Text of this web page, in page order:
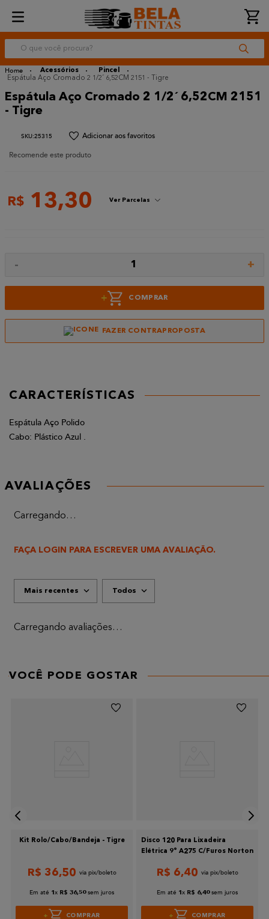
O que você procura?
Acessórios
Pincel
Espátula Aço Cromado 2 1/2´ 6,52CM 2151 - Tigre
Espátula Aço Cromado 2 1/2´ 6,52CM 2151
- Tigre
:25315
Recomende este produto
R$ 13,30 Ver Parcelas
- 1 +
+ COMPRAR
FAZER CONTRAPROPOSTA
CARACTERÍSTICAS
Espátula Aço Polido
Cabo: Plástico Azul .
AVALIAÇÕES
Carregando…
FAÇA LOGIN PARA ESCREVER UMA AVALIAÇÃO.
Mais recentes Todos
Carregando avaliações…
VOCÊ PODE GOSTAR
Kit Rolo/Cabo/Bandeja - Tigre
R$ 36,50
Em até 1 x R$ 36,50 sem juros
COMPRAR
Disco 120 Para Lixadeira
Elétrica 9° A275 C/Furos Norton
R$ 6,40
Em até 1 x R$ 6,40 sem juros
COMPRAR